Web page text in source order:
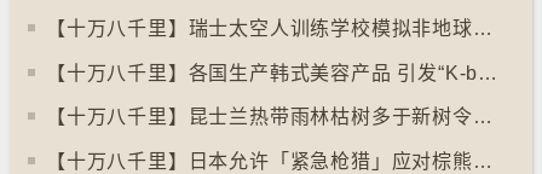
【十万八千里】瑞士太空人训练学校模拟非地球生活
【十万八千里】各国生产韩式美容产品 引发“K-beauty”定义讨论
【十万八千里】昆士兰热带雨林枯树多于新树令二氧化碳释出量多于吸收量
【十万八千里】日本允许「紧急枪猎」应对棕熊袭击人类事件急增